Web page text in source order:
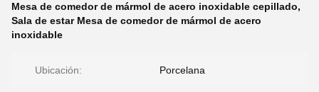
Mesa de comedor de mármol de acero inoxidable cepillado,
Sala de estar Mesa de comedor de mármol de acero
inoxidable
Ubicación: Porcelana